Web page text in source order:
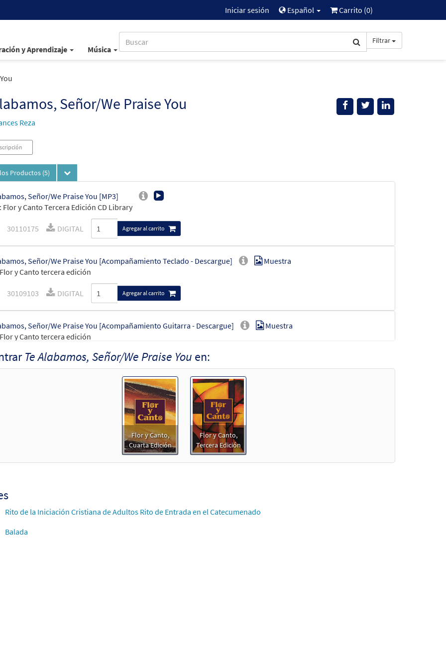
Iniciar sesión Español Carrito (0)
y Aprendizaje Música
Filtrar
Señor/We Praise You
Reza
Productos (5)
Señor/We Praise You [MP3]
Flor y Canto Tercera Edición CD Library
30110175 DIGITAL Agregar al carrito
Señor/We Praise You [Acompañamiento Teclado - Descargue]
y Canto tercera edición
Muestra
30109103 DIGITAL Agregar al carrito
Señor/We Praise You [Acompañamiento Guitarra - Descargue]
y Canto tercera edición
Muestra
30109104 DIGITAL Agregar al carrito
Señor/We Praise You [Letra y Acordes – Descargue] Muestra
Agregar al carrito
Señor/We Praise You [Letra y Acordes – Descargue]
Muestra
Te Alabamos, Señor/We Praise You en:
Flor y Canto,
Cuarta Edición
Flor y Canto,
Tercera Edición
Rito de la Iniciación Cristiana de Adultos Rito de Entrada en el Catecumenado
Balada